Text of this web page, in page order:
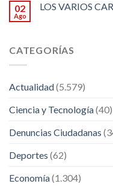
02
Ago
LOS VARIOS
CATEGORÍAS
Actualidad(5.579)
Ciencia y Tecnología(40)
Denuncias Ciudadanas
Deportes (62)
Economía(1.304)